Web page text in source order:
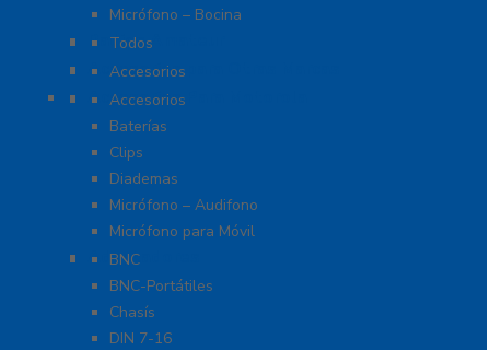
Micrófono – Bocina
Radios Amateur
Todos
Accesorios para Otras Marcas
Accesorios
Accesorios Para Motorola
Accesorios
Baterías
Clips
Diademas
Micrófono – Audifono
Micrófono para Móvil
Adaptadores
BNC
BNC-Portátiles
Chasís
DIN 7-16